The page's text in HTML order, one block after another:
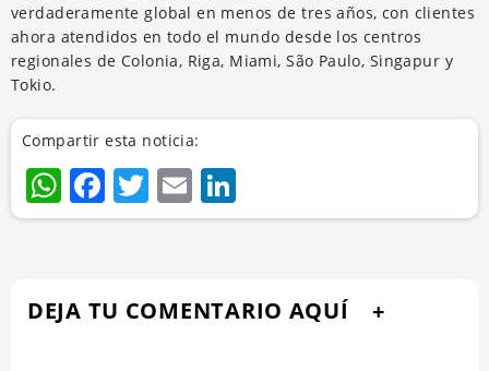
verdaderamente global en menos de tres años, con clientes
ahora atendidos en todo el mundo desde los centros
regionales de Colonia, Riga, Miami, São Paulo, Singapur y
Tokio.
Compartir esta noticia:
WhatsApp
Facebook
Twitter
Email
DEJA TU COMENTARIO AQUÍ